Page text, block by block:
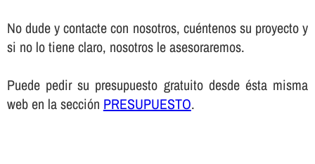
No dude y contacte con nosotros, cuéntenos su proyecto y
si no lo tiene claro, nosotros le asesoraremos.
Puede pedir su presupuesto gratuito desde ésta misma
web en la sección PRESUPUESTO.